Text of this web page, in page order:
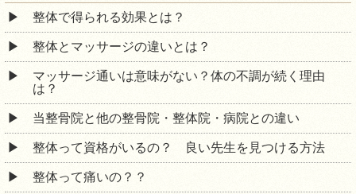
整体で得られる効果とは？
整体とマッサージの違いとは？
マッサージ通いは意味がない？体の不調が続く理由
は？
当整骨院と他の整骨院・整体院・病院との違い
整体って資格がいるの？ 良い先生を見つける方法
整体って痛いの？？